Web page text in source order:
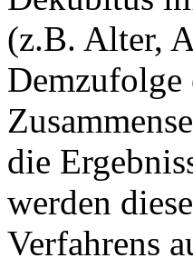
(z.B. Alter,
Demzufolge
die
werden
Verfahrens